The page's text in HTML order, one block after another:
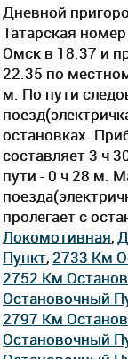
Дневной
Татарская
Омск в 18.37 и
22.35 по
м. По пути
остановках.
составляет 3 ч
пути - 0 ч 28 м.
пролегает c
Локомотивная,
Пункт,2733 Км
2752 Км
Остановочный
2797 Км
Остановочный